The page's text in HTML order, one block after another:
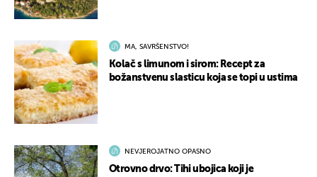
MA, SAVRŠENSTVO!
Kolač s limunom i sirom: Recept za
božanstvenu slasticu koja se topi u ustima
NEVJEROJATNO OPASNO
Otrovno drvo: Tihi ubojica koji je